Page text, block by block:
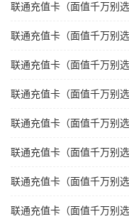
联通充值卡（面值千万别
联通充值卡（面值千万别
联通充值卡（面值千万别
联通充值卡（面值千万别
联通充值卡（面值千万别
联通充值卡（面值千万别
联通充值卡（面值千万别
联通充值卡（面值千万别